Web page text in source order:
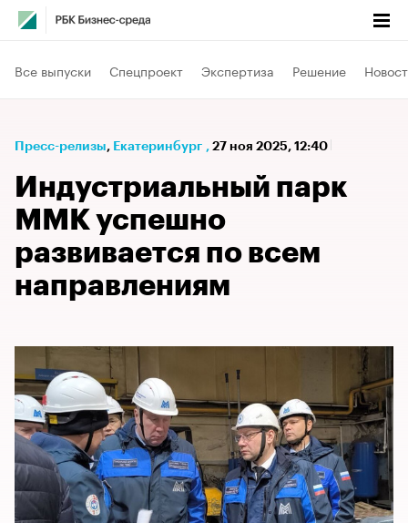
Все выпуски Спецпроект Экспертиза Решение
Пресс-релизы⁠, Екатеринбург , 27 ноя 2025, 12:40
Индустриальный парк
ММК успешно
развивается по всем
направлениям